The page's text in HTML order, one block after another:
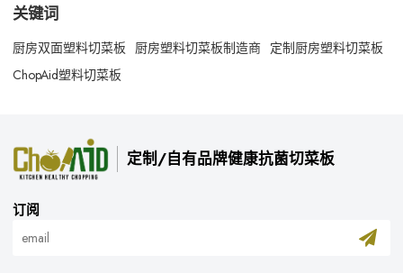
关键词
厨房双面塑料切菜板 厨房塑料切菜板制造商 定制厨房塑料切菜板
ChopAid塑料切菜板
定制/自有品牌健康抗菌切菜板
订阅